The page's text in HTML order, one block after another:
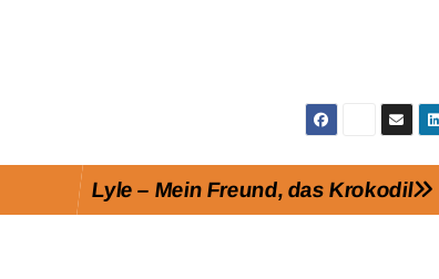
Lyle – Mein Freund, das Krokodil